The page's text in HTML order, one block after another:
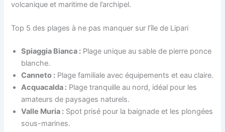
volcanique et maritime de l’archipel.
Top 5 des plages à ne pas manquer sur l’île de Lipari
Spiaggia Bianca : Plage unique au sable de pierre ponce
blanche.
Canneto : Plage familiale avec équipements et eau claire.
Acquacalda : Plage tranquille au nord, idéal pour les
amateurs de paysages naturels.
Valle Muria : Spot prisé pour la baignade et les plongées
sous-marines.